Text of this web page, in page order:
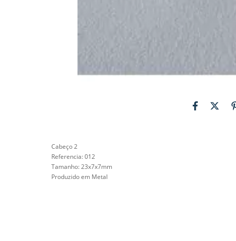
Cabeço 2
Referencia: 012
Tamanho:23x7x7mm
Produzido em Metal